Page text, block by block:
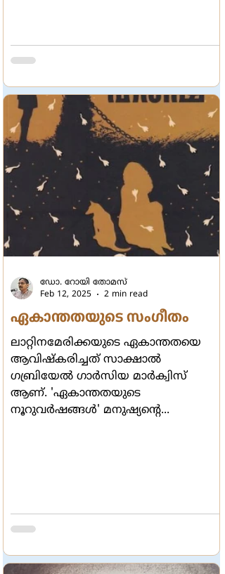
ഏകാന്തതയുടെ സംഗീതം
ലാറ്റിനമേരിക്കയുടെ ഏകാന്തതയെ
ആവിഷ്കരിച്ചത് സാക്ഷാല്‍
ഗബ്രിയേല്‍ ഗാര്‍സിയ മാര്‍ക്വിസ്
ആണ്. 'ഏകാന്തതയുടെ
നൂറുവര്‍ഷങ്ങള്‍' മനുഷ്യന്‍റെ...
ഡോ. റോയി തോമസ്
Feb 12, 2025
2 min read